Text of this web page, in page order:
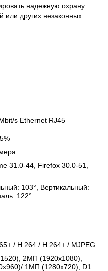
надежную охрану
или других незаконных
s Ethernet RJ45
31.0-44, Firefox 30.0-51,
103°, Вертикальный:
122°
/ H.264 / H.264+ / MJPEG
2МП (1920x1080),
1МП (1280x720), D1